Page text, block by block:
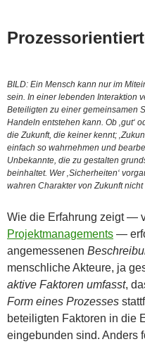
BILD: Ein Mensch kann nur im
sein. In einer lebenden Interaktion
Beteiligten zu einer gemeinsamen
Handeln entstehen kann. Ob ‚gut‘
die Zukunft, die keiner kennt;
einfach so wahrnehmen und
Unbekannte, die zu gestalten
beinhaltet. Wer ‚Sicherheiten‘
wahren Charakter von Zukunft nicht
Wie die Erfahrung zeigt —
Projektmanagements —
angemessenen
menschliche Akteure, ja
aktive Faktoren umfasst,
Form eines Prozesses
beteiligten Faktoren in die
eingebunden sind. Anders